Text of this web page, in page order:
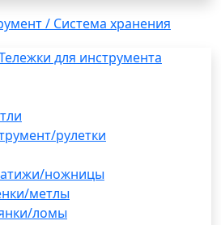
/ Система хранения
для инструмента
рулетки
ножницы
метлы
ломы